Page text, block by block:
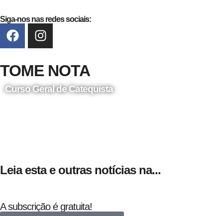
Siga-nos nas redes sociais:
TOME NOTA
Curso Geral de Catequista
Leia esta e outras notícias na...
A subscrição é gratuita!